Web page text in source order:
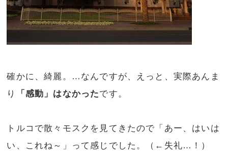
確かに、綺麗。…なんですが、えっと、実際あんま
り
「感動」はなかったです。
トルコで散々モスクを見てきたので「あー、はいは
い、これね～」って感じでした。（←失礼…！）